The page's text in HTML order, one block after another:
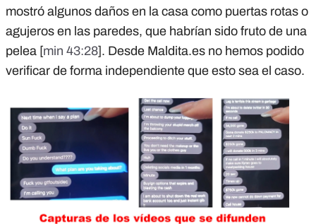
mostró algunos daños en la casa como puertas rotas o
agujeros en las paredes, que habrían sido fruto de una
pelea [min 43:28]. Desde Maldita.es no hemos podido
verificar de forma independiente que esto sea el caso.